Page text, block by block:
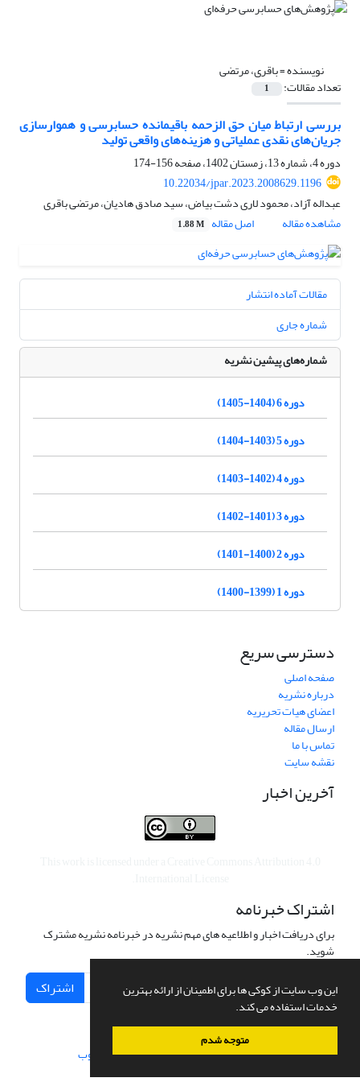
این وب سایت از کوکی ها برای اطمینان از ارائه بهترین
خدمات استفاده می کند.
متوجه شدم
نویسنده =باقری، مرتضی
تعداد مقالات: 1
بررسی ارتباط میان حق الزحمه باقیمانده حسابرسی و هموارسازی
جریان‌های نقدی عملیاتی و هزینه‌های واقعی تولید
دوره 4، شماره 13، زمستان 1402، صفحه
156-174
10.22034/jpar.2023.2008629.1196
عبداله آزاد، محمود لاری دشت بیاض، سید صادق هادیان، مرتضی باقری
مشاهده مقاله
اصل مقاله 1.88 M
مقالات آماده انتشار
شماره جاری
شماره‌های پیشین نشریه
دوره 6 (1404-1405)
دوره 5 (1403-1404)
دوره 4 (1402-1403)
دوره 3 (1401-1402)
دوره 2 (1400-1401)
دوره 1 (1399-1400)
دسترسی سریع
صفحه اصلی
درباره نشریه
اعضای هیات تحریریه
ارسال مقاله
تماس با ما
نقشه سایت
آخرین اخبار
اشتراک خبرنامه
برای دریافت اخبار و اطلاعیه های مهم نشریه در خبرنامه نشریه مشترک
شوید.
اشتراک
سامانه مدیریت نشریات علمی.طراحی و پیاده سازی از سیناوب